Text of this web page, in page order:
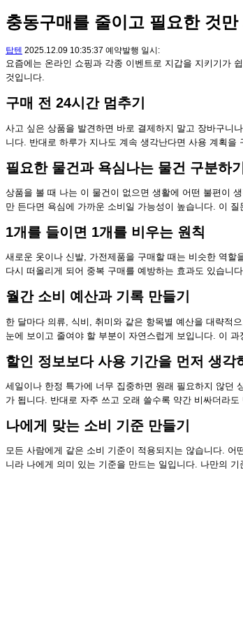
충동구매를 줄이고 필요한 것만
탑텐 2025.12.09 10:35:37 예약발행 일시:
요즘에는 온라인 쇼핑과 각종 이벤트로 지갑을 지키기가
것입니다.
구매 전 24시간 멈추기
사고 싶은 상품을 발견하면 바로 결제하지 말고 장바구니
니다. 반대로 하루가 지나도 계속 생각난다면 사용 계획을
필요한 물건과 욕심나는 물건 구분하
상품을 볼 때 나는 이 물건이 없으면 생활에 어떤 불편이
만 든다면 욕심에 가까운 소비일 가능성이 높습니다. 이
1개를 들이면 1개를 비우는 원칙
새로운 옷이나 신발, 가전제품을 구매할 때는 비슷한 역
다시 떠올리게 되어 중복 구매를 예방하는 효과도 있습니
월간 소비 예산과 기록 만들기
한 달마다 의류, 식비, 취미와 같은 항목별 예산을 대략적
눈에 보이고 줄여야 할 부분이 자연스럽게 보입니다. 이
할인 정보보다 사용 기간을 먼저 생각
세일이나 한정 특가에 너무 집중하면 원래 필요하지 않던
가 됩니다. 반대로 자주 쓰고 오래 쓸수록 약간 비싸더라도
나에게 맞는 소비 기준 만들기
모든 사람에게 같은 소비 기준이 적용되지는 않습니다.
니라 나에게 의미 있는 기준을 만드는 일입니다. 나만의